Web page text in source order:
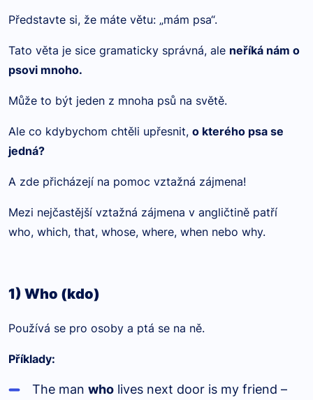
Představte si, že máte větu: „mám psa“.
Tato věta je sice gramaticky správná, ale neříká nám o
psovi mnoho.
Může to být jeden z mnoha psů na světě.
Ale co kdybychom chtěli upřesnit, o kterého psa se
jedná?
A zde přicházejí na pomoc vztažná zájmena!
Mezi nejčastější vztažná zájmena v angličtině patří
who, which, that, whose, where, when nebo why.
1) Who (kdo)
Používá se pro osoby a ptá se na ně.
Příklady:
The man who lives next door is my friend –